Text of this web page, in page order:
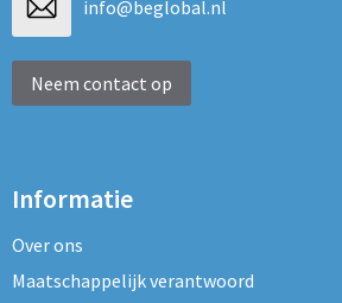
info@beglobal.nl
Neem contact op
Informatie
Over ons
Maatschappelijk verantwoord